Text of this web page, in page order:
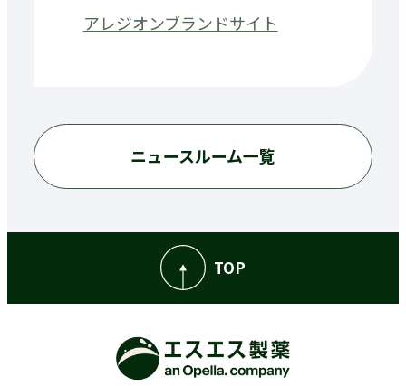
アレジオンブランドサイト
ニュースルーム一覧
TOP